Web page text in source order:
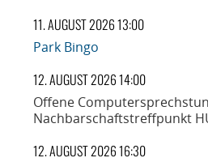
11. AUGUST 2026 13:00
Park Bingo
12. AUGUST 2026 14:00
Offene
Nachbarschaftstreffpunkt
12. AUGUST 2026 16:30